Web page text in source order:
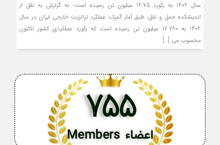
سال 1402 به رکورد 14.75 میلیون تن رسیده است. به گزارش به نقل از
اندیشکده حمل و نقل، طبق آمار گمرک، عملکرد ترانزیت خارجی ایران در سال
1402 به 17.790 میلیون تن رسیده است که رکورد عملکردی کشور تاکنون
محسوب می […]
اعضاء Members
755